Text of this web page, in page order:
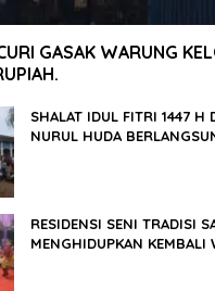
GASAK WARUNG
SHALAT IDUL FITRI 1447 H
NURUL HUDA
RESIDENSI SENI TRADISI
MENGHIDUPKAN KEMBALI